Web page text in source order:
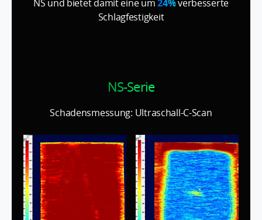
NS und bietet damit eine um24%verbesserte
Schlagfestigkeit
NS-Serie
Schadensmessung: Ultraschall-C-Scan